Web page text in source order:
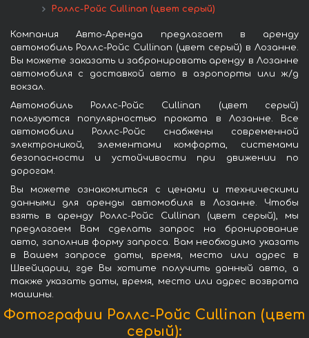
Роллс-Ройс Cullinan (цвет серый)
Компания Авто-Аренда предлагает в аренду
автомобиль Роллс-Ройс Cullinan (цвет серый) в Лозанне.
Вы можете заказать и забронировать аренду в Лозанне
автомобиля с доставкой авто в аэропорты или ж/д
вокзал.
Автомобиль Роллс-Ройс Cullinan (цвет серый)
пользуются популярностью проката в Лозанне. Все
автомобили Роллс-Ройс снабжены современной
электроникой, элементами комфорта, системами
безопасности и устойчивости при движении по
дорогам.
Вы можете ознакомиться с ценами и техническими
данными для аренды автомобиля в Лозанне. Чтобы
взять в аренду Роллс-Ройс Cullinan (цвет серый), мы
предлагаем Вам сделать запрос на бронирование
авто, заполнив форму запроса. Вам необходимо указать
в Вашем запросе даты, время, место или адрес в
Швейцарии, где Вы хотите получить данный авто, а
также указать даты, время, место или адрес возврата
машины.
Фотографии Роллс-Ройс Cullinan (цвет
серый):